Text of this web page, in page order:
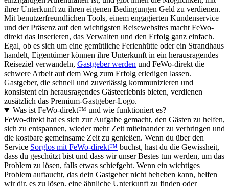
ihrer Unterkunft zu ihren eigenen Bedingungen Geld zu verdienen.
Mit benutzerfreundlichen Tools, einem engagierten Kundenservice
und der Präsenz auf den wichtigsten Reisewebsites macht FeWo-
direkt das Inserieren, das Verwalten und den Erfolg ganz einfach.
Egal, ob es sich um eine gemütliche Ferienhütte oder ein Strandhaus
handelt, Eigentümer können ihre Unterkunft in ein herausragendes
Reiseziel verwandeln, Gastgeber werden und FeWo-direkt die
schwere Arbeit auf dem Weg zum Erfolg erledigen lassen.
Gastgeber, die schnell und zuverlässig kommunizieren und
konsistent ein herausragendes Gästeerlebnis bieten, verdienen
zusätzlich das Premium-Gastgeber-Logo.
Was ist FeWo-direkt™ und wie funktioniert es?
FeWo-direkt hat es sich zur Aufgabe gemacht, den Gästen zu helfen,
sich zu entspannen, wieder mehr Zeit miteinander zu verbringen und
die kostbare gemeinsame Zeit zu genießen. Wenn du über den
Service Sorglos mit FeWo-direkt™ buchst, hast du die Gewissheit,
dass du geschützt bist und dass wir unser Bestes tun werden, um das
Problem zu lösen, falls etwas schiefgeht. Wenn ein wichtiges
Problem auftaucht, das dein Gastgeber nicht beheben kann, helfen
wir dir, es zu lösen, eine ähnliche Unterkunft zu finden oder